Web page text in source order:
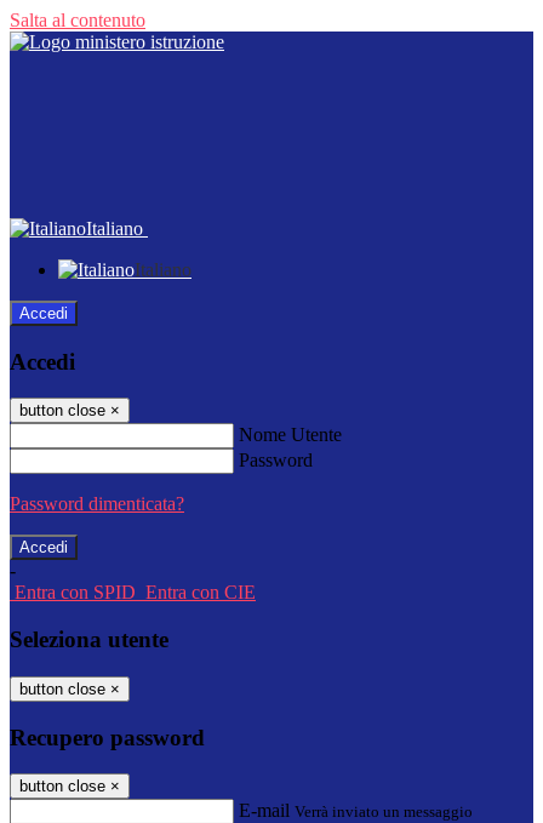
Salta al contenuto
Italiano
Italiano
Accedi
Accedi
button close ×
Nome Utente
Password
Password dimenticata?
-
Entra con SPID Entra con CIE
Seleziona utente
button close ×
Recupero password
button close ×
E-mail Verrà inviato un messaggio